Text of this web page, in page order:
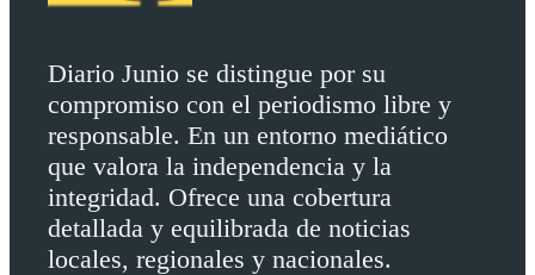
Diario Junio se distingue por su
compromiso con el periodismo libre y
responsable. En un entorno mediático
que valora la independencia y la
integridad. Ofrece una cobertura
detallada y equilibrada de noticias
locales, regionales y nacionales.